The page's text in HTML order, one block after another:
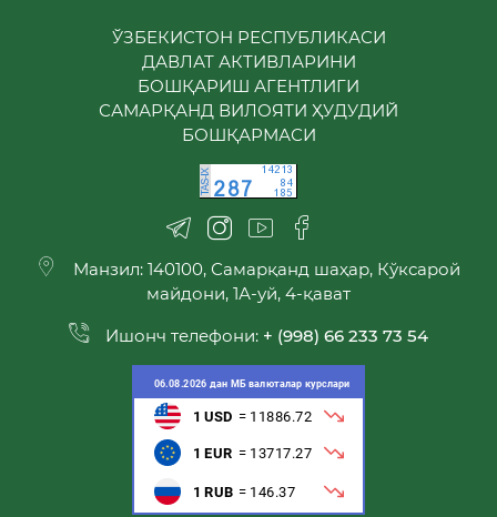
ЎЗБЕКИСТОН РЕСПУБЛИКАСИ
ДАВЛАТ АКТИВЛАРИНИ
БОШҚАРИШ АГЕНТЛИГИ
САМАРҚАНД ВИЛОЯТИ ҲУДУДИЙ
БОШҚАРМАСИ
Манзил: 140100, Самарқанд шаҳар, Кўксарой
майдони, 1А-уй, 4-қават
Ишонч телефони: + (998) 66 233 73 54